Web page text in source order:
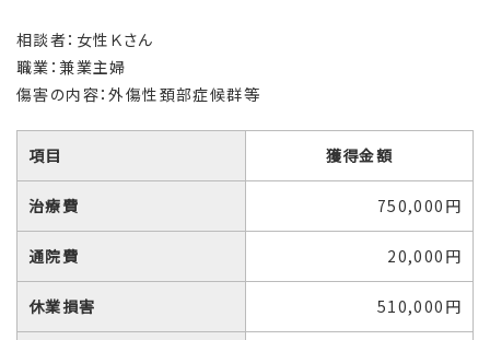
相談者：女性Ｋさん
職業：兼業主婦
傷害の内容：外傷性頚部症候群等
項目 獲得金額
治療費 750,000円
通院費 20,000円
休業損害 510,000円